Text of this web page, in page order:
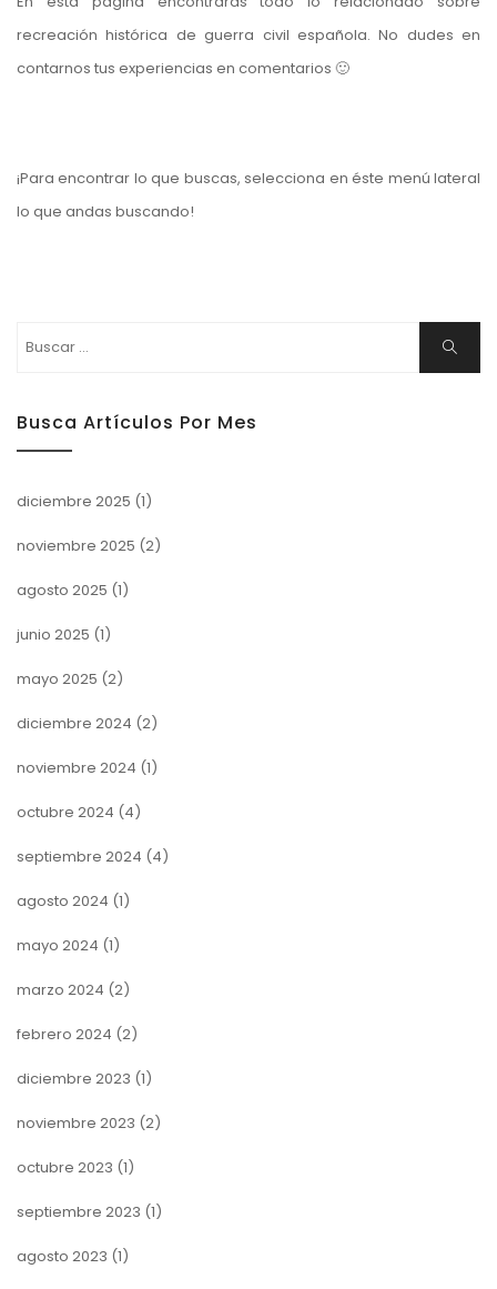
recreación histórica de guerra civil española. No dudes en
contarnos tus experiencias en comentarios 🙂
¡Para encontrar lo que buscas, selecciona en éste menú lateral
lo que andas buscando!
Buscar: Buscar
Busca Artículos Por Mes
diciembre 2025 (1)
noviembre 2025 (2)
agosto 2025 (1)
junio 2025 (1)
mayo 2025 (2)
diciembre 2024 (2)
noviembre 2024 (1)
octubre 2024 (4)
septiembre 2024 (4)
agosto 2024 (1)
mayo 2024 (1)
marzo 2024 (2)
febrero 2024 (2)
diciembre 2023 (1)
noviembre 2023 (2)
octubre 2023 (1)
septiembre 2023 (1)
agosto 2023 (1)